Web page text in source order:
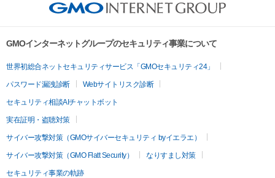
GMOインターネットグループのセキュリティ事業について
世界初総合ネットセキュリティサービス「GMOセキュリティ24」
パスワード漏洩診断 Webサイトリスク診断
セキュリティ相談AIチャットボット
実在証明・盗聴対策
サイバー攻撃対策（GMOサイバーセキュリティ byイエラエ）
サイバー攻撃対策（GMO Flatt Security） なりすまし対策
セキュリティ事業の軌跡